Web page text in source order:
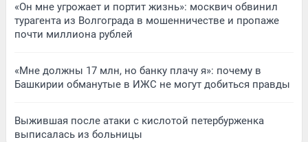
«Он мне угрожает и портит жизнь»: москвич обвинил
турагента из Волгограда в мошенничестве и пропаже
почти миллиона рублей
«Мне должны 17 млн, но банку плачу я»: почему в
Башкирии обманутые в ИЖС не могут добиться правды
Выжившая после атаки с кислотой петербурженка
выписалась из больницы